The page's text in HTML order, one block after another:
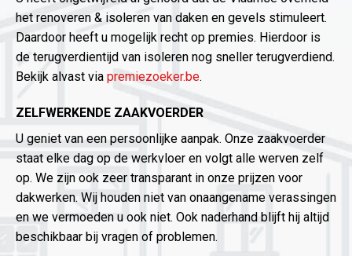
het renoveren & isoleren van daken en gevels stimuleert.
Daardoor heeft u mogelijk recht op premies. Hierdoor is
de terugverdientijd van isoleren nog sneller terugverdiend.
Bekijk alvast via premiezoeker.be.
ZELFWERKENDE ZAAKVOERDER
U geniet van een persoonlijke aanpak. Onze zaakvoerder
staat elke dag op de werkvloer en volgt alle werven zelf
op. We zijn ook zeer transparant in onze prijzen voor
dakwerken. Wij houden niet van onaangename verassingen
en we vermoeden u ook niet. Ook naderhand blijft hij altijd
beschikbaar bij vragen of problemen.